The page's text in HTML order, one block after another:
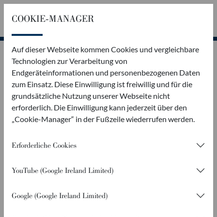
GARTEN & BAU
DREISEITENKIPPER
MAXIMALE NUTZLAST DURCH KONSEQUENTE
ALUMINIUMKONSTRUKTION
Sie möchten Ihren Minibagger zur Baustelle transportieren
transportieren Ihren Aufsitzrasenmäher zum Kunden?
Kommunalmaschinenhändler und suchen einen Anhänger zur
COOKIE-MANAGER
Auf dieser Webseite kommen Cookies und vergleichbare
Technologien zur Verarbeitung von
Endgeräteinformationen und personenbezogenen Daten
zum Einsatz. Diese Einwilligung ist freiwillig und für die
grundsätzliche Nutzung unserer Webseite nicht
erforderlich. Die Einwilligung kann jederzeit über den
„Cookie-Manager“ in der Fußzeile wiederrufen werden.
Erforderliche Cookies
YouTube (Google Ireland Limited)
Google (Google Ireland Limited)